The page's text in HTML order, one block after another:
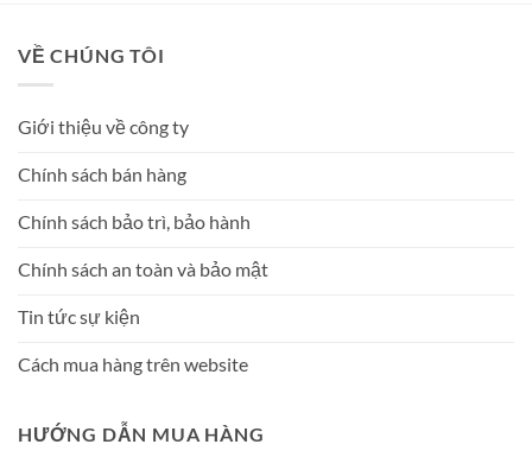
VỀ CHÚNG TÔI
Giới thiệu về công ty
Chính sách bán hàng
Chính sách bảo trì, bảo hành
Chính sách an toàn và bảo mật
Tin tức sự kiện
Cách mua hàng trên website
HƯỚNG DẪN MUA HÀNG